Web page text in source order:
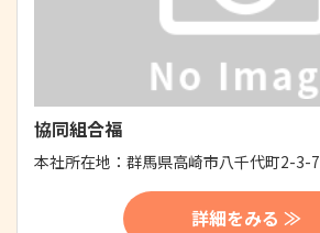
協同組合福
本社所在地： 群馬県高崎市八千代町2-3-7
詳細をみる ≫